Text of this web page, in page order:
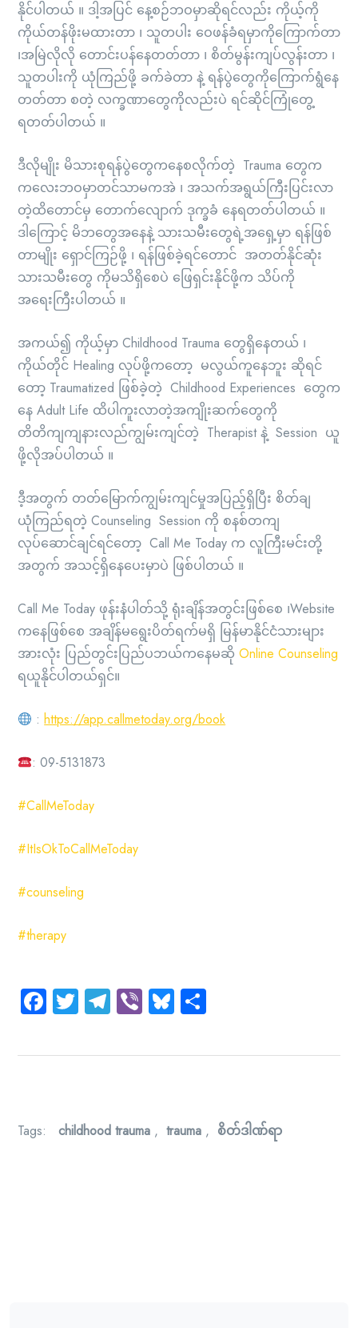
နိုင်ပါတယ် ။ ဒါ့အပြင် နေ့စဉ်ဘဝမှာဆိုရင်လည်း ကိုယ့်ကို
ကိုယ်တန်ဖိုးမထားတာ ၊ သူတပါး ဝေဖန်ခံရမှာကိုကြောက်တာ
၊အမြဲလိုလို တောင်းပန်နေတတ်တာ ၊ စိတ်မွန်းကျပ်လွန်းတာ ၊
သူတပါးကို ယုံကြည်ဖို့ ခက်ခဲတာ နဲ့ ရန်ပွဲတွေကိုကြောက်ရွံနေ
တတ်တာ စတဲ့ လက္ခဏာတွေကိုလည်းပဲ ရင်ဆိုင်ကြုံတွေ့
ရတတ်ပါတယ် ။
ဒီလိုမျိုး မိသားစုရန်ပွဲတွေကနေစလိုက်တဲ့ Trauma တွေက
ကလေးဘဝမှာတင်သာမကအဲ ၊ အသက်အရွယ်ကြီးပြင်းလာ
တဲ့ထိတောင်မှ တောက်လျောက် ဒုက္ခခံ နေရတတ်ပါတယ် ။
ဒါကြောင့် မိဘတွေအနေနဲ့ သားသမီးတွေရဲ့အရှေ့မှာ ရန်ဖြစ်
တာမျိုး ရှောင်ကြဉ်ဖို့ ၊ ရန်ဖြစ်ခဲ့ရင်တောင် အတတ်နိုင်ဆုံး
သားသမီးတွေ ကိုမသိရှိစေပဲ ဖြေရှင်းနိုင်ဖို့က သိပ်ကို
အရေးကြီးပါတယ် ။
အကယ်၍ ကိုယ့်မှာ Childhood Trauma တွေရှိနေတယ် ၊
ကိုယ်တိုင် Healing လုပ်ဖို့ကတော့ မလွယ်ကူနေဘူး ဆိုရင်
တော့ Traumatized ဖြစ်ခဲ့တဲ့ Childhood Experiences တွေက
နေ Adult Life ထိပါကူးလာတဲ့အကျိုးဆက်တွေကို
တိတိကျကျနားလည်ကျွမ်းကျင်တဲ့ Therapist နဲ့ Session ယူ
ဖို့လိုအပ်ပါတယ် ။
ဒီ့အတွက် တတ်မြောက်ကျွမ်းကျင်မှုအပြည့်ရှိပြီး စိတ်ချ
ယုံကြည်ရတဲ့ Counseling Session ကို စနစ်တကျ
လုပ်ဆောင်ချင်ရင်တော့ Call Me Today က လူကြီးမင်းတို့
အတွက် အသင့်ရှိနေပေးမှာပဲ ဖြစ်ပါတယ် ။
Call Me Today ဖုန်းနံပါတ်သို့ ရုံးချိန်အတွင်းဖြစ်စေ ၊Website
ကနေဖြစ်စေ အချိန်မရွေးပိတ်ရက်မရှိ မြန်မာနိုင်ငံသားများ
အားလုံး ပြည်တွင်းပြည်ပဘယ်ကနေမဆို Online Counseling
ရယူနိုင်ပါတယ်ရှင်။
:https://app.callmetoday.org/book
: 09-5131873
#CallMeToday
#ItIsOkToCallMeToday
#counseling
#therapy
Facebook
TwitterTelegram
ViberBluesky
Tags: childhood trauma , trauma , စိတ်ဒါဏ်ရာ